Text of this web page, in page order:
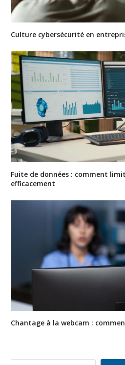
Culture cybersécurité en
Fuite de données : comment
efficacement
Chantage à la webcam :